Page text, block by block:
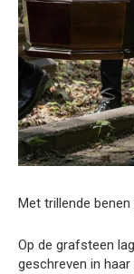
Met trillende
Op de grafsteen
geschreven in